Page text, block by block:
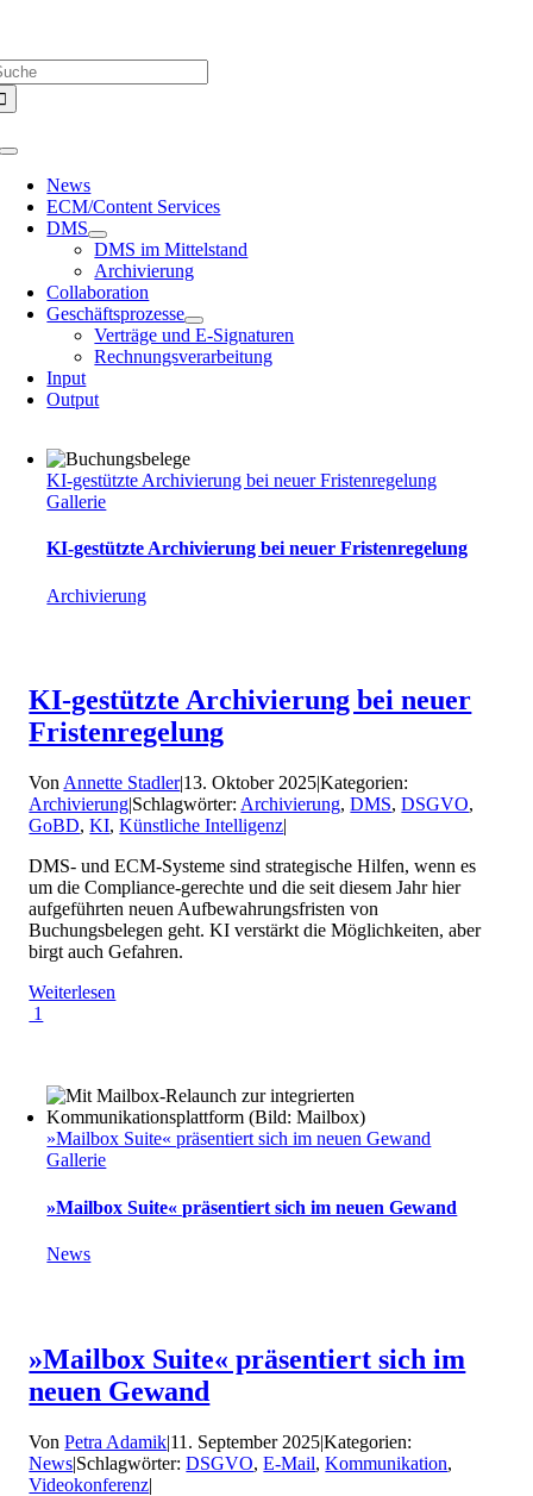
springen
Toggle
Navigation
News
ECM/Content Services
DMS
DMS im Mittelstand
Archivierung
Collaboration
Geschäftsprozesse
Verträge und E-Signaturen
Rechnungsverarbeitung
Input
Output
KI-gestützte Archivierung bei neuer Fristenregelung
Gallerie
KI-gestützte Archivierung bei neuer Fristenregelung
Archivierung
KI-gestützte Archivierung bei neuer
Fristenregelung
Von Annette Stadler|13. Oktober 2025|Kategorien:
Archivierung|Schlagwörter: Archivierung,DMS,DSGVO,
GoBD,KI,Künstliche Intelligenz|
DMS- und ECM-Systeme sind strategische Hilfen, wenn es
um die Compliance-gerechte und die seit diesem Jahr hier
aufgeführten neuen Aufbewahrungsfristen von
Buchungsbelegen geht. KI verstärkt die Möglichkeiten, aber
birgt auch Gefahren.
Weiterlesen
1
»Mailbox Suite« präsentiert sich im neuen Gewand
Gallerie
»Mailbox Suite« präsentiert sich im neuen Gewand
News
»Mailbox Suite« präsentiert sich im
neuen Gewand
VonPetra Adamik|11. September 2025|Kategorien:
News|Schlagwörter:DSGVO,E-Mail,Kommunikation,
Videokonferenz|